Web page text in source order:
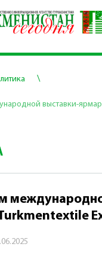
\
выставки-